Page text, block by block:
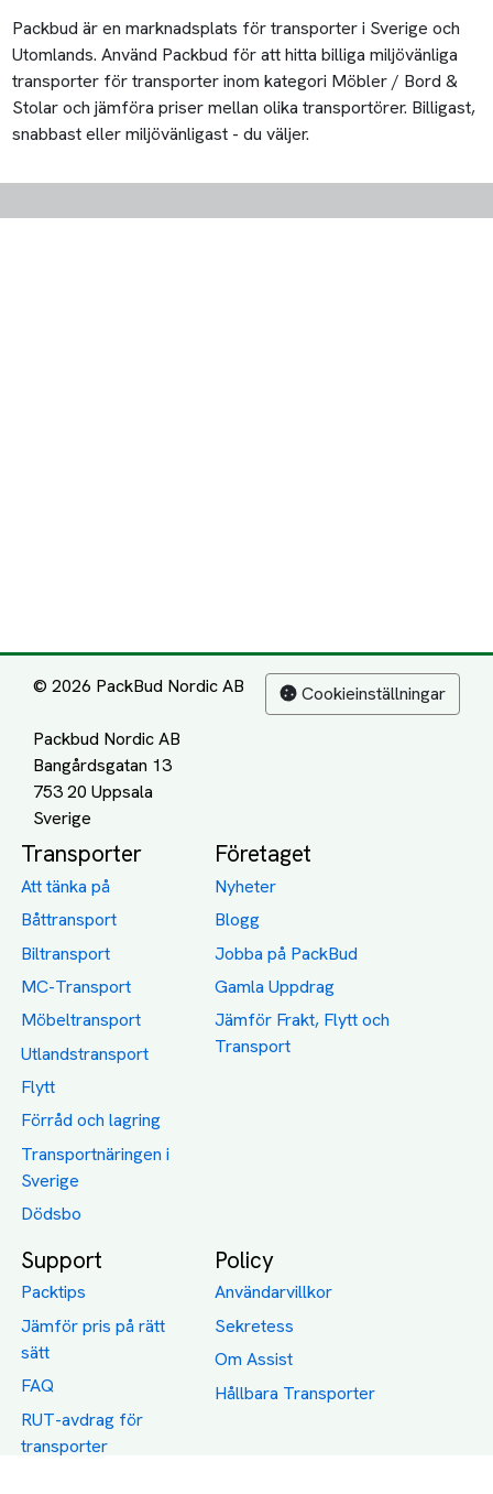
Packbud är en marknadsplats för transporter i Sverige och
Utomlands. Använd Packbud för att hitta billiga miljövänliga
transporter för transporter inom kategori Möbler / Bord &
Stolar och jämföra priser mellan olika transportörer. Billigast,
snabbast eller miljövänligast - du väljer.
© 2026 PackBud Nordic AB
Packbud Nordic AB
Bangårdsgatan 13
753 20 Uppsala
Cookieinställningar
Transporter
Att tänka på
Båttransport
Biltransport
MC-Transport
Möbeltransport
Utlandstransport
Flytt
Förråd och lagring
Transportnäringen i
Sverige
Dödsbo
Företaget
Nyheter
Blogg
Jobba på PackBud
Gamla Uppdrag
Jämför Frakt, Flytt och
Transport
Support
Packtips
Jämför pris på rätt
sätt
FAQ
RUT-avdrag för
transporter
Policy
Användarvillkor
Sekretess
Om Assist
Hållbara Transporter